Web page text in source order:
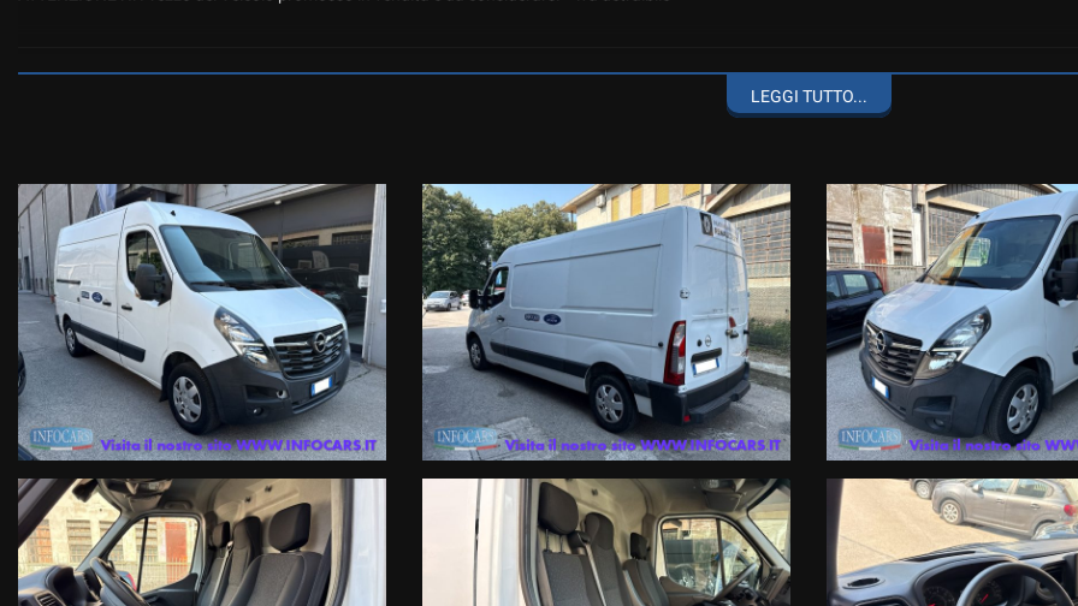
VEICOLO PROPOSTO IN VERSIONE 2.3 TURBODIESEL DA 150 CV, TETTO MEDIO, ACCESSORIATO CON RADIO TOUCH SCREEN, BLUETOOTH
Il veicolo è realmente disponibile presso le nostre 3 sedi di ESTE PD :
1- Viale dell’Industria 10
2- Via Atheste 38 A
3- Via Atheste 65 , rivenditore autorizzato ed officina specializzata per i marchi Renault e Dacia
Prenota il tuo test drive o chiedi informazioni o il numero di targa ( che viene oscurata solo per la privacy del precedente proprietario ) ai nostri
Tel. 042950330 oppure 0429603873 Mail info@infocars.it
Se hai un usato da permutare mandaci alcune foto con targa e breve descrizione del mezzo che ci vuoi rientrare al numero diretto whatsapp
immediata !
I NOSTRI SERVIZI COMPRENDONO :Garanzia legale di conformità gestita dalle migliori Società di Gestione certificate in Italia di 12 mesi ;
compagnia Assicurativa a livello internazionale .
Finanziamenti con le primarie compagnie europee a tassi agevolati anche con zero anticipo e rate sino a 120 mesi ,
Servizi assicurativi complementari ( Polizze KASKO , furto, incendio , cristalli , atti vandalici , protezione del credito, Kasko finanziaria . Siamo
Officina Specializzata multimarca ed autorizzata Renault DACIA , noleggio a breve termine .
ATTENZIONE: Le informazioni relative ai veicoli pubblicate in questo portale non rappresentano informazioni precontrattuali previste dal
che dovrà essere completata da specifiche informazioni precontrattuali fornite dal Venditore prima che assumiate impegni.
INFOCARS SRL declina ogni responsabilità per eventuali involontarie incongruenze, che non rappresentano impegno di acquisto
LEGGI TUTTO...